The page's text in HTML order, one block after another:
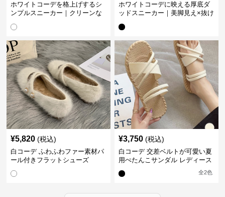
ホワイトコーデを格上げするシ
ンプルスニーカー｜クリーンな
ホワイトコーデに映える厚底ダ
ッドスニーカー｜美脚見え×抜け
¥5,820 (税込)
白コーデ ふわふわファー素材パ
ール付きフラットシューズ
¥3,750 (税込)
白コーデ 交差ベルトが可愛い夏
用ぺたんこサンダル レディース
全2色